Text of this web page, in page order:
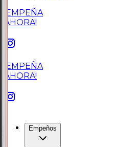
¡EMPEÑA
AHORA!
¡EMPEÑA
AHORA!
Empeños